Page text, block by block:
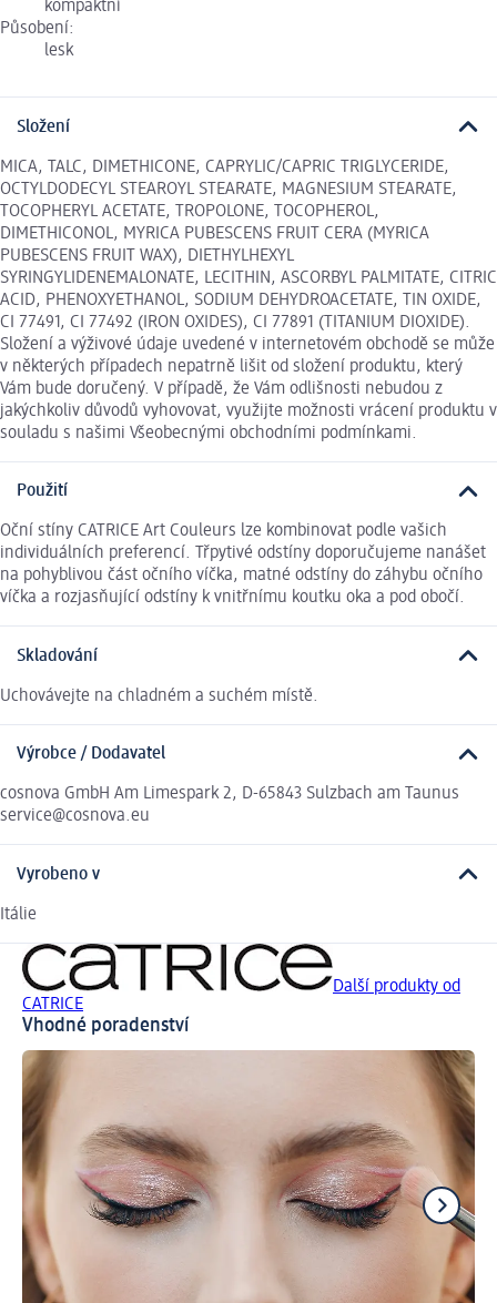
kompaktní
Působení:
lesk
Složení
MICA, TALC, DIMETHICONE, CAPRYLIC/CAPRIC TRIGLYCERIDE,
OCTYLDODECYL STEAROYL STEARATE, MAGNESIUM STEARATE,
TOCOPHERYL ACETATE, TROPOLONE, TOCOPHEROL,
DIMETHICONOL, MYRICA PUBESCENS FRUIT CERA (MYRICA
PUBESCENS FRUIT WAX), DIETHYLHEXYL
SYRINGYLIDENEMALONATE, LECITHIN, ASCORBYL PALMITATE, CITRIC
ACID, PHENOXYETHANOL, SODIUM DEHYDROACETATE, TIN OXIDE,
CI 77491, CI 77492 (IRON OXIDES), CI 77891 (TITANIUM DIOXIDE).
Složení a výživové údaje uvedené v internetovém obchodě se může
v některých případech nepatrně lišit od složení produktu, který
Vám bude doručený. V případě, že Vám odlišnosti nebudou z
jakýchkoliv důvodů vyhovovat, využijte možnosti vrácení produktu v
souladu s našimi Všeobecnými obchodními podmínkami.
Použití
Oční stíny CATRICE Art Couleurs lze kombinovat podle vašich
individuálních preferencí. Třpytivé odstíny doporučujeme nanášet
na pohyblivou část očního víčka, matné odstíny do záhybu očního
víčka a rozjasňující odstíny k vnitřnímu koutku oka a pod obočí.
Skladování
Uchovávejte na chladném a suchém místě.
Výrobce / Dodavatel
cosnova GmbH Am Limespark 2, D-65843 Sulzbach am Taunus
service@cosnova.eu
Vyrobeno v
Itálie
Další produkty od
CATRICE
Vhodné poradenství